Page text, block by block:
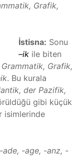
Grafik,
İstisna: Sonu
–ik ile biten
Grafik,
. Bu kurala
der Pazifik,
gibi küçük
isimlerinde
-ade, -age, -anz, -